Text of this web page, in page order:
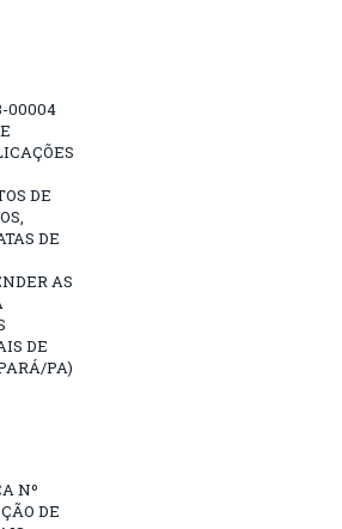
00004
DE
DE
AS
DE
PA)
Nº
DE